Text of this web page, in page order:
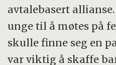
avtalebasert
unge til å møtes på
skulle finne seg en
var viktig å skaffe